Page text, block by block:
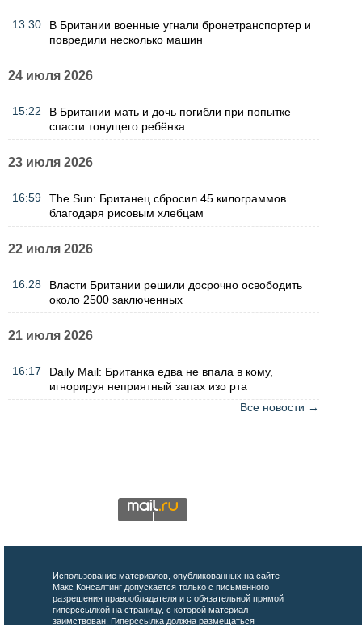
13:30
В Британии военные угнали бронетранспортер и
повредили несколько машин
24 июля 2026
15:22
В Британии мать и дочь погибли при попытке
спасти тонущего ребёнка
23 июля 2026
16:59
The Sun: Британец сбросил 45 килограммов
благодаря рисовым хлебцам
22 июля 2026
16:28
Власти Британии решили досрочно освободить
около 2500 заключенных
21 июля 2026
16:17
Daily Mail: Британка едва не впала в кому,
игнорируя неприятный запах изо рта
Все новости →
Использование материалов, опубликованных на сайте
Макс Консалтинг допускается только с письменного
разрешения правообладателя и с обязательной прямой
гиперссылкой на страницу, с которой материал
заимствован. Гиперссылка должна размещаться